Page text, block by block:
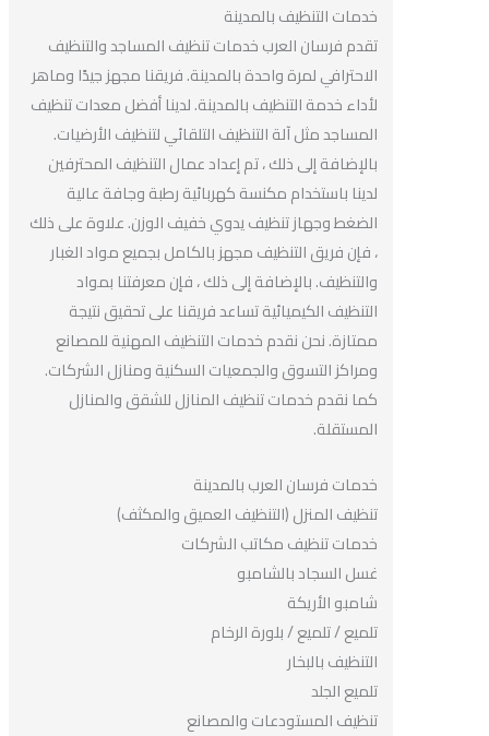
خدمات التنظيف بالمدينة
تقدم فرسان العرب خدمات تنظيف المساجد والتنظيف
الاحترافي لمرة واحدة بالمدينة. فريقنا مجهز جيدًا وماهر
لأداء خدمة التنظيف بالمدينة. لدينا أفضل معدات تنظيف
المساجد مثل آلة التنظيف التلقائي لتنظيف الأرضيات.
بالإضافة إلى ذلك ، تم إعداد عمال التنظيف المحترفين
لدينا باستخدام مكنسة كهربائية رطبة وجافة عالية
الضغط وجهاز تنظيف يدوي خفيف الوزن. علاوة على ذلك
، فإن فريق التنظيف مجهز بالكامل بجميع مواد الغبار
والتنظيف. بالإضافة إلى ذلك ، فإن معرفتنا بمواد
التنظيف الكيميائية تساعد فريقنا على تحقيق نتيجة
ممتازة. نحن نقدم خدمات التنظيف المهنية للمصانع
ومراكز التسوق والجمعيات السكنية ومنازل الشركات.
كما نقدم خدمات تنظيف المنازل للشقق والمنازل
المستقلة.
خدمات فرسان العرب بالمدينة
تنظيف المنزل (التنظيف العميق والمكثف)
خدمات تنظيف مكاتب الشركات
غسل السجاد بالشامبو
شامبو الأريكة
تلميع / تلميع / بلورة الرخام
التنظيف بالبخار
تلميع الجلد
تنظيف المستودعات والمصانع